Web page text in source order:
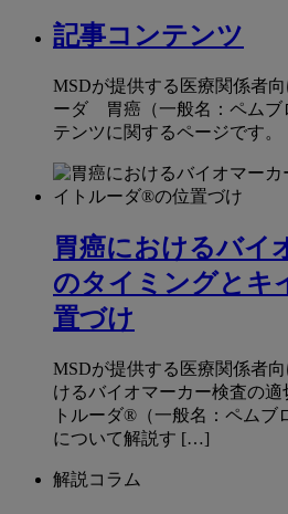
記事コンテンツ
MSDが提供する医療関係者
ーダ 胃癌（一般名：ペムブ
テンツに関するページです。
胃癌におけるバイ
のタイミングとキ
置づけ
MSDが提供する医療関係者
けるバイオマーカー検査の
トルーダ®（一般名：ペムブ
について解説す […]
解説コラム